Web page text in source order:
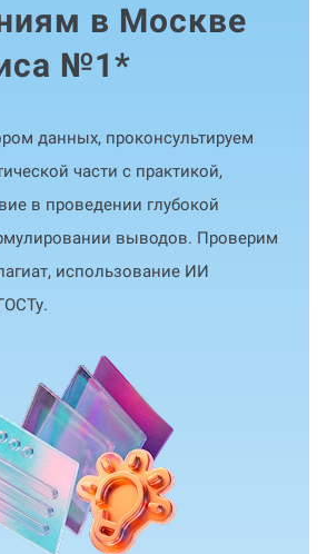
в Москве
№1*
данных, проконсультируем
части с практикой,
в проведении глубокой
выводов. Проверим
использование ИИ